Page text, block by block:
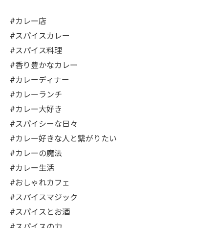
#カレー店
#スパイスカレー
#スパイス料理
#香り豊かなカレー
#カレーディナー
#カレーランチ
#カレー大好き
#スパイシーな日々
#カレー好きな人と繋がりたい
#カレーの魔法
#カレー生活
#おしゃれカフェ
#スパイスマジック
#スパイスとお酒